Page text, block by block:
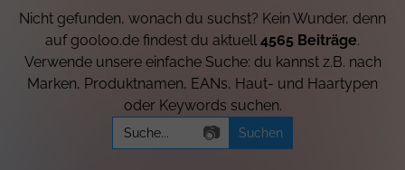
Nicht gefunden, wonach du suchst? Kein Wunder, denn
auf gooloo.de findest du aktuell 4565 Beiträge.
Verwende unsere einfache Suche: du kannst z.B. nach
Marken, Produktnamen, EANs, Haut- und Haartypen
oder Keywords suchen.
Search
for:
📷